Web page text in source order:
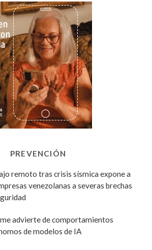
PREVENCIÓN
remoto tras crisis sísmica expone a
venezolanas a severas brechas
advierte de comportamientos
de modelos de IA